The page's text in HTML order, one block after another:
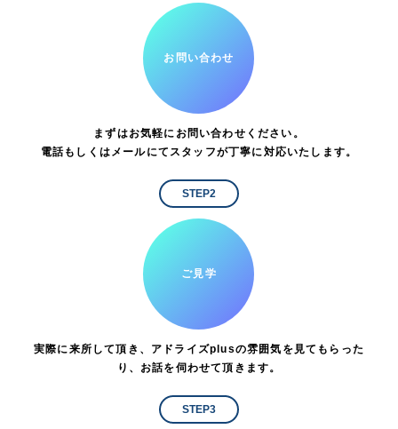
お問い合わせ
まずはお気軽にお問い合わせください。
電話もしくはメールにてスタッフが丁寧に対応いたします。
STEP2
ご見学
実際に来所して頂き、アドライズplusの雰囲気を見てもらった
り、お話を伺わせて頂きます。
STEP3